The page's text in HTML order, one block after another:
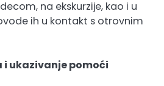
na ekskurzije, kao i u
ih u kontakt s otrovnim
ukazivanje pomoći